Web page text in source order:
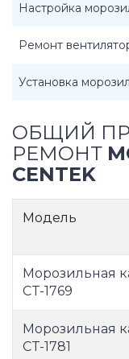
Настройка
Ремонт
Установка
ОБЩИЙ
РЕМОНТ
CENTEK
Модель
Морозильная
CT-1769
Морозильная
CT-1781